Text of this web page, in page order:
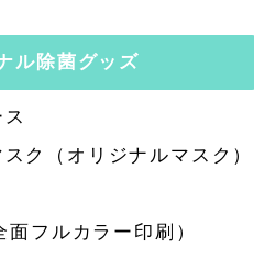
ル除菌グッズ
ク（オリジナルマスク）
フルカラー印刷）